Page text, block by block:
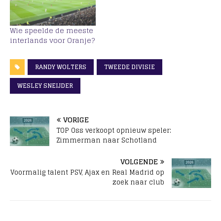
Wie speelde de meeste
interlands voor Oranje?
RANDY WOLTERS
TWEEDE DIVISIE
WESLEY SNEIJDER
VORIGE
TOP Oss verkoopt opnieuw speler:
Zimmerman naar Schotland
VOLGENDE
Voormalig talent PSV, Ajax en Real Madrid op
zoek naar club